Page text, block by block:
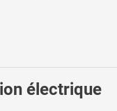
électrique